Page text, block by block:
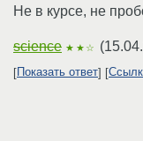
Не в курсе, не
science ★★☆ (
Показать ответ